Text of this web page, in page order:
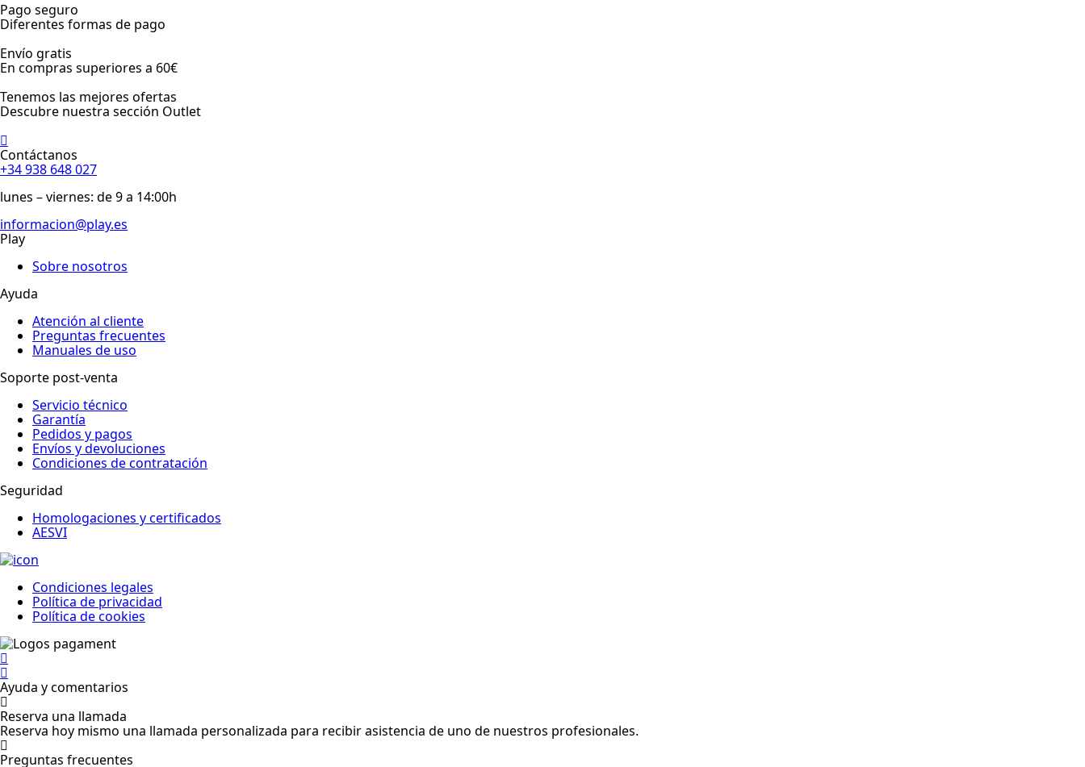
Pago seguro
Diferentes formas de pago
Envío gratis
En compras superiores a 60€
Tenemos las mejores ofertas
Descubre nuestra sección Outlet
Contáctanos
+34 938 648 027
lunes – viernes: de 9 a 14:00h
informacion@play.es
Play
Sobre nosotros
Ayuda
Atención al cliente
Preguntas frecuentes
Manuales de uso
Soporte post-venta
Servicio técnico
Garantía
Pedidos y pagos
Envíos y devoluciones
Condiciones de contratación
Seguridad
Homologaciones y certificados
AESVI
Condiciones legales
Política de privacidad
Política de cookies
Ayuda y comentarios
Reserva una llamada
Reserva hoy mismo una llamada personalizada para recibir asistencia de uno de nuestros profesionales.
Preguntas frecuentes